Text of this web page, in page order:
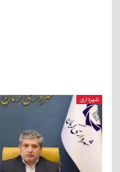
شهرداری